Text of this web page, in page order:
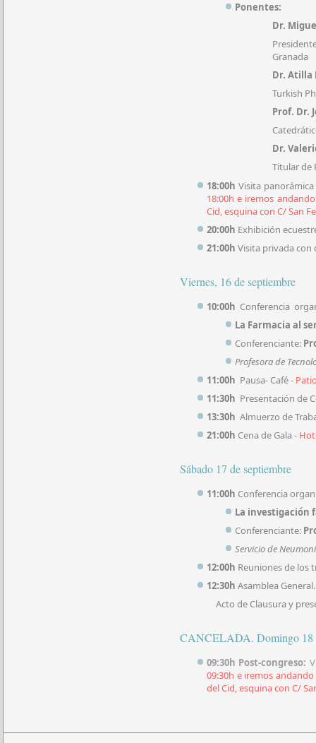
Ponentes:
​Dr.
Granada
Dr.
Turkish
Prof. Dr.
Dr.
Titular de
18:00h Visita
18:00h e iremos
Cid, esquina con C/ San
20:00h Exhibición
21:00h Visita privada con
Viernes, 16 de septiembre
10:00h Conferencia
La Farmacia al
Conferenciante:
Profesora de
11:00h Pausa- Café -
11:30h
13:30h Almuerzo de
21:00h Cena de Gala -
Sábado 17 de septiembre
11:00h Conferencia
La investigación
Conferenciante:
Servicio de
12:00h Reuniones de los
12:30h Asamblea
Acto de Clausura y
CANCELADA. Domingo 18
09:30h Post-congreso:
09:30h e iremos
del Cid, esquina con C/